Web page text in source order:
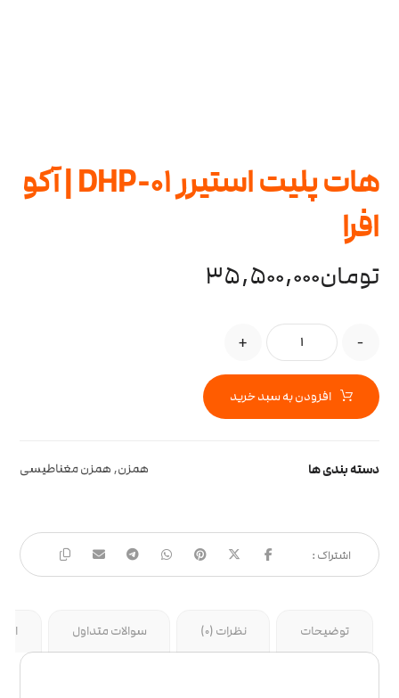
هات پلیت استیرر DHP-01 | آکو
افرا
تومان35,500,000
-
+
افزودن به سبد خرید
دسته بندی ها همزن, همزن مغناطیسی
توضیحات نظرات (0) سوالات متداول